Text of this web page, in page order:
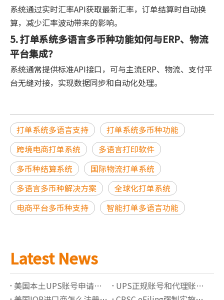
系统通过实时汇率API获取最新汇率，订单结算时自动换
算，减少汇率波动带来的影响。
5. 打单系统多语言多币种功能如何与ERP、物流
平台集成？
系统通常提供标准API接口，可与主流ERP、物流、支付平
台无缝对接，实现数据同步和自动化处理。
打单系统多语言支持
打单系统多币种功能
跨境电商打单系统
多语言打印软件
多币种结算系统
国际物流打单系统
多语言多币种解决方案
全球化打单系统
电商平台多币种支持
智能打单多语言功能
Latest News
美国本土UPS账号申请指南：独立备案账号有哪些优势？
UPS正规账号和代理账号有什么区别？如何选择更稳定的UPS账号服务